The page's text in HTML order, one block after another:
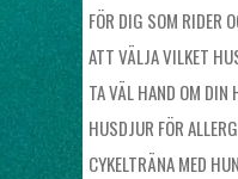
FÖR DIG SOM RIDER
ATT VÄLJA VILKET
TA VÄL HAND OM DIN
HUSDJUR FÖR
CYKELTRÄNA MED